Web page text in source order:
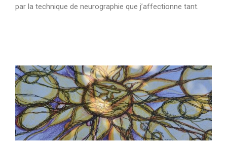
par la technique de neurographie que j’affectionne tant.